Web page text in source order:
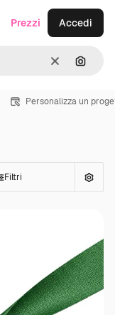
CancellaCerca
Prezzi Accedi
Personalizza un
Filtri